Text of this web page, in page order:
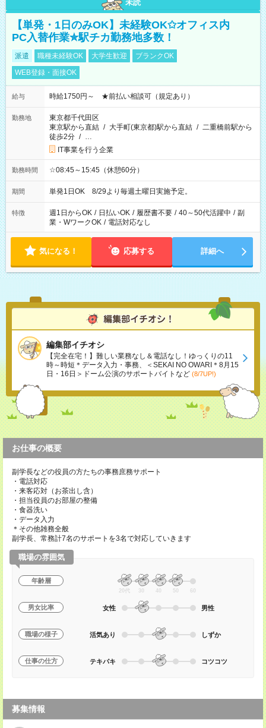
未読
【単発・1日のみOK】未経験OK✩オフィス内
PC入替作業✮駅チカ勤務地多数！
派遣 職種未経験OK 大学生歓迎
ブランクOK
WEB登録・面接OK
給与 時給1750円～ ★前払い相談可（規定あり）
勤務地
東京都千代田区
東京駅から直結 / 大手町(東京都)駅から直結 / 二重橋前駅から
徒歩2分 / …
IT事業を行う企業
勤務時間 ☆08:45～15:45（休憩60分）
期間 単発1日OK 8/29より毎週土曜日実施予定。
特徴 週1日からOK / 日払いOK / 履歴書不要 / 40～50代活躍中 / 副
業・WワークOK / 電話対応なし
気になる！ 応募する 詳細へ
編集部イチオシ
【完全在宅！】難しい業務なし＆電話なし！ゆっくりの11
時～時短＊データ入力・事務、＜SEKAI NO OWARI＊8月15
日・16日＞ドーム公演のサポートバイトなど (8/7UP!)
お仕事の概要
副学長などの役員の方たちの事務庶務サポート
・電話対応
・来客応対（お茶出し含）
・担当役員のお部屋の整備
・食器洗い
・データ入力
＊その他雑務全般
副学長、常務計7名のサポートを3名で対応していきます
職場の雰囲気
年齢層
20代 30 40 50 60
男女比率 女性 男性
職場の様子 活気あり しずか
仕事の仕方 テキパキ コツコツ
募集情報